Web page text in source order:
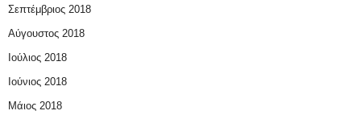
Σεπτέμβριος 2018
Αύγουστος 2018
Ιούλιος 2018
Ιούνιος 2018
Μάιος 2018